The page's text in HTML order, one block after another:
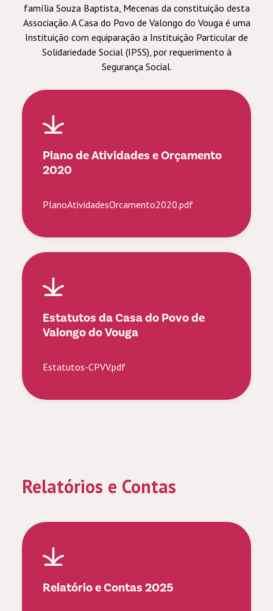
família Souza Baptista, Mecenas da constituição desta
Associação. A Casa do Povo de Valongo do Vouga é uma
Instituição com equiparação a Instituição Particular de
Solidariedade Social (IPSS), por requerimento à
Segurança Social.
Plano de Atividades e Orçamento
2020
PlanoAtividadesOrcamento2020.pdf
Estatutos da Casa do Povo de
Valongo do Vouga
Estatutos-CPVV.pdf
Relatórios e Contas
Relatório e Contas 2025